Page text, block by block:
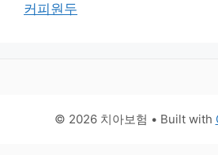
커피원두
© 2026 치아보험 • Built with